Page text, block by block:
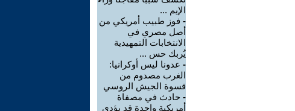
الإيم ...
- فوز طبيب أمريكي من
أصل مصري في
الانتخابات التمهيدية
يُربك حس ...
- عدونا ليس أوكرانيا:
الغرب مصدوم من
قسوة الجيش الروسي
- حادث في مصفاة
أمريكية واحدة قد يؤدي